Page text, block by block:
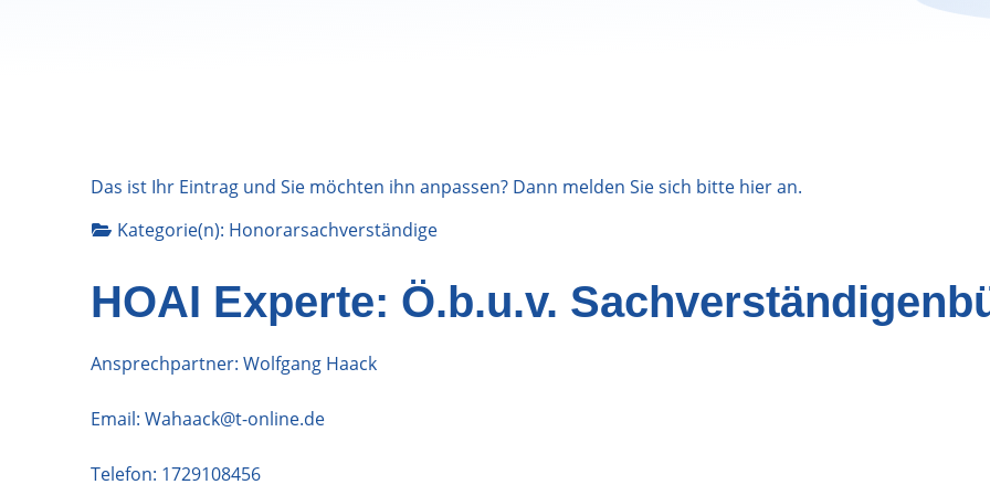
Das ist Ihr Eintrag und Sie möchten ihn anpassen? Dann melden Sie sich bitte hieran.
Kategorie(n): Honorarsachverständige
HOAI Experte: Ö.b.u.v.
Ansprechpartner: Wolfgang Haack
Email: Wahaack@t-online.de
Telefon: 1729108456